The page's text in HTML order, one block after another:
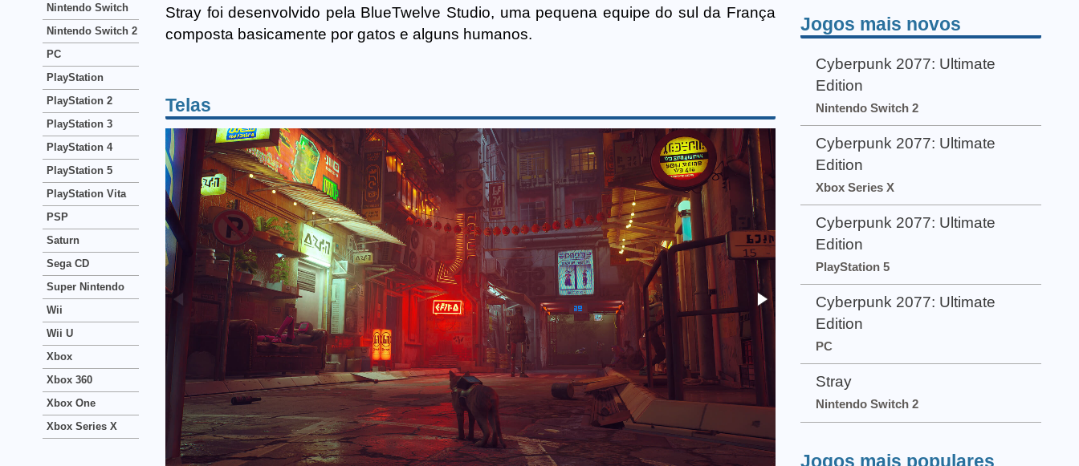
Stray foi desenvolvido pela BlueTwelve Studio, uma pequena equipe do sul da França
composta basicamente por gatos e alguns humanos.
Telas
Nintendo Switch
Nintendo Switch 2
PC
PlayStation
PlayStation 2
PlayStation 3
PlayStation 4
PlayStation 5
PlayStation Vita
PSP
Saturn
Sega CD
Super Nintendo
Wii
Wii U
Xbox
Xbox 360
Xbox One
Xbox Series X
Jogos mais novos
Cyberpunk 2077: Ultimate
Edition
Nintendo Switch 2
Cyberpunk 2077: Ultimate
Edition
Xbox Series X
Cyberpunk 2077: Ultimate
Edition
PlayStation 5
Cyberpunk 2077: Ultimate
Edition
PC
Stray
Nintendo Switch 2
Jogos mais populares